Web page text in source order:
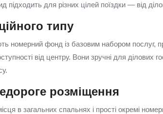
для різних цілей поїздки — від
типу
номерний фонд із базовим набором послуг,
від центру. Вони зручні для ділових
розміщення
в загальних спальнях і прості окремі